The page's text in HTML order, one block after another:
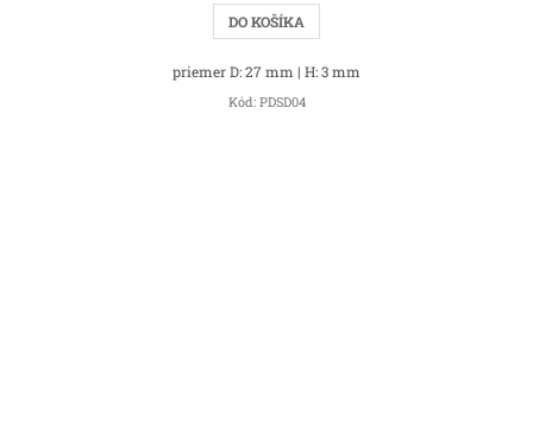
DO KOŠÍKA
priemer D: 27 mm | H: 3 mm
Kód: PDSD04